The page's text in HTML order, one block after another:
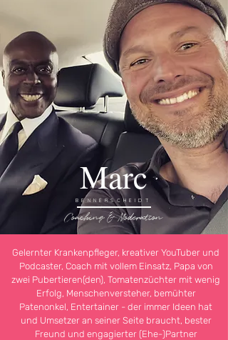
BENNERSCHEIDT
Marc
Coaching & Moderation
Gelernter Krankenpfleger, kreativer YouTuber und
Podcaster, Coach mit vollem Einsatz, Papa von
zwei Pubertieren(den), Tomatenzüchter mit wenig
Erfolg, Menschenversteher, bemühter
Patenonkel, Entertainer - der immer Ideen hat
und Umsetzer an seiner Seite braucht, bester
Freund und engagierter (Ehe-)Partner